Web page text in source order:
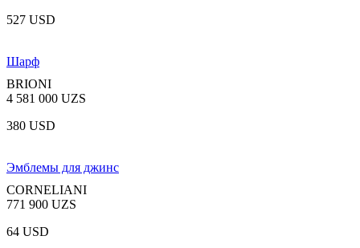
527 USD
Шарф
BRIONI
4 581 000 UZS
380 USD
Эмблемы для джинс
CORNELIANI
771 900 UZS
64 USD